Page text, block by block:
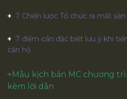
7 Chiến lược Tổ chức ra mắt
7 điểm cần đặc biệt lưu ý khi
căn hộ
+Mẫu kịch bản MC chương
kèm lời dẫn